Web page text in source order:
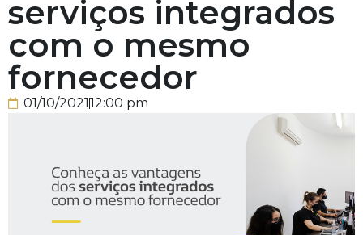
serviços integrados
com o mesmo
fornecedor
01/10/202112:00 pm